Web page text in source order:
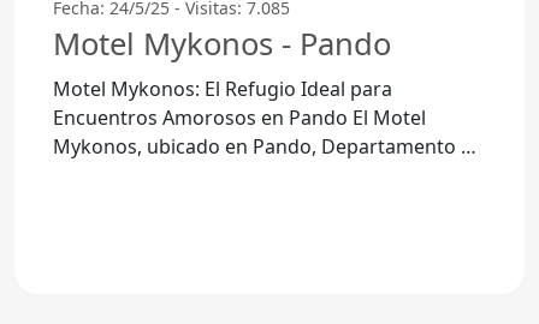
Fecha: 24/5/25 - Visitas: 7.085
Motel Mykonos - Pando
Motel Mykonos: El Refugio Ideal para
Encuentros Amorosos en Pando El Motel
Mykonos, ubicado en Pando, Departamento de